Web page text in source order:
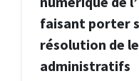
faisant porter
résolution de
administratifs